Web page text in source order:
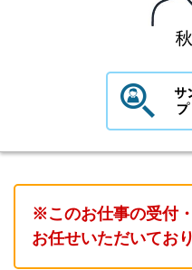
※このお仕事の受付
お任せいただいており